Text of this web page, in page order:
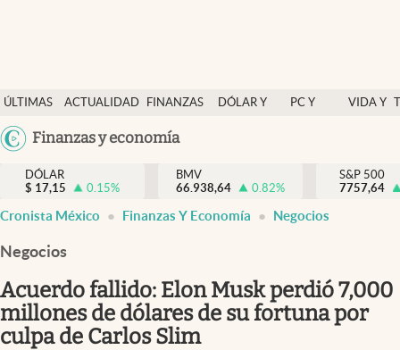
ÚLTIMAS
NOTICIAS
ACTUALIDAD
FINANZAS
DÓLAR Y
PC Y
VIDA Y
México
Finanzas y economía
Actualidad
Finanzas y economía
Dólar y mercados
Pc y celular
Vida y estilo
DÓLAR
$ 17,15 0.15%
BMV
66.938,64
0.82%
S&P 500
7757,64
Cronista México Finanzas Y Economía Negocios
Negocios
Acuerdo fallido: Elon Musk perdió 7,000
millones de dólares de su fortuna por
culpa de Carlos Slim